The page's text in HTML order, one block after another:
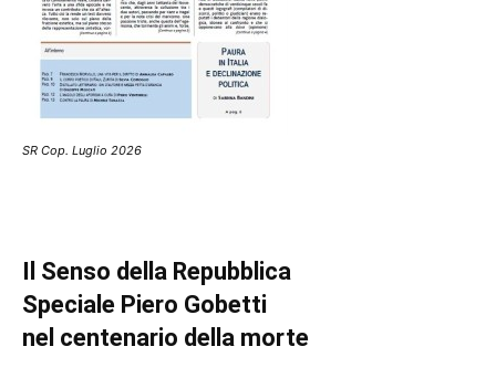
SR Cop. Luglio 2026
Il Senso della Repubblica
Speciale Piero Gobetti
nel centenario della morte